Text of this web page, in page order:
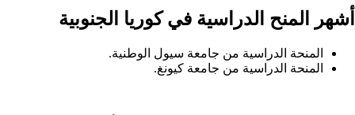
أشهر المنح الدراسية في كوريا الجنوبية
المنحة الدراسية من جامعة سيول الوطنية.
المنحة الدراسية من جامعة كيونغ.